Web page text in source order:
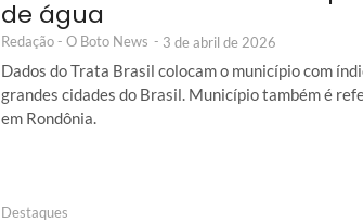
de água
Redação - O Boto News - 3 de abril de 2026
Dados do Trata Brasil colocam o município com
grandes cidades do Brasil. Município também é
em Rondônia.
Destaques